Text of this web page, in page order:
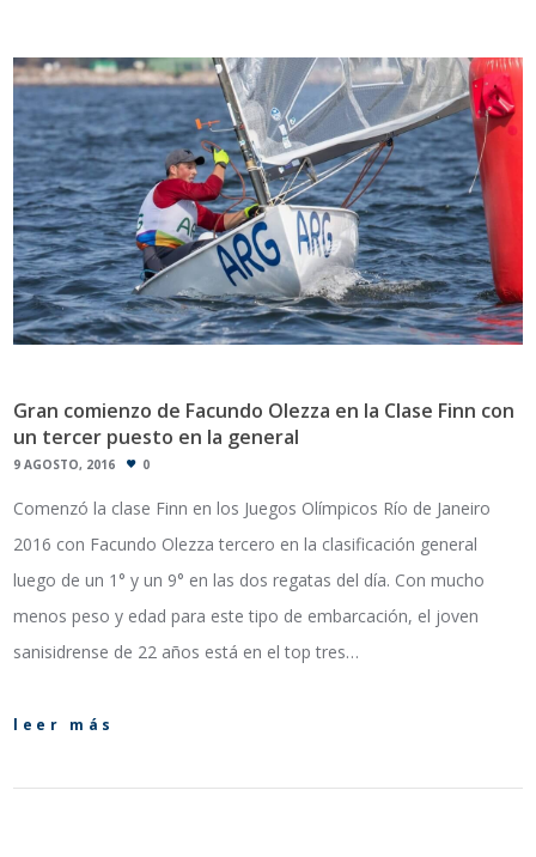
Gran comienzo de Facundo Olezza en la Clase Finn con
un tercer puesto en la general
9 AGOSTO, 2016 0
Comenzó la clase Finn en los Juegos Olímpicos Río de Janeiro
2016 con Facundo Olezza tercero en la clasificación general
luego de un 1° y un 9° en las dos regatas del día. Con mucho
menos peso y edad para este tipo de embarcación, el joven
sanisidrense de 22 años está en el top tres…
leer más